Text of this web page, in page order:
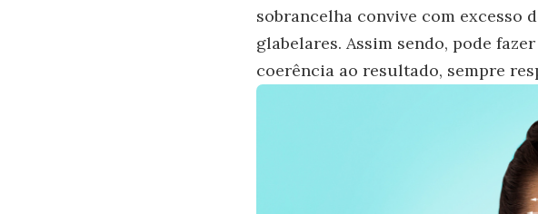
sobrancelha convive com excesso
glabelares. Assim sendo, pode
coerência ao resultado, sempre